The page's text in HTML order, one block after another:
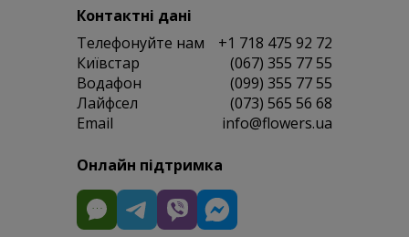
Контактні дані
Телефонуйте нам
+1 718 475 92 72
Київстар
(067) 355 77 55
Водафон
(099) 355 77 55
Лайфсел
(073) 565 56 68
Email
info@flowers.ua
Онлайн підтримка